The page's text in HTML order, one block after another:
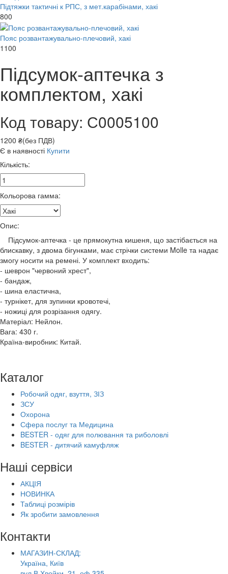
Підтяжки тактичні к РПС, з мет.карабінами, хакі
800
Пояс розвантажувально-плечовий, хакі
1100
Підсумок-аптечка з
комплектом, хакі
Код товару: С0005100
1200 ₴(без ПДВ)
Є в наявності Купити
Кількість:
Кольорова гамма:
Опис:
Підсумок-аптечка - це прямокутна кишеня, що застібається на
блискавку, з двома бігунками, має стрічки системи Molle та надає
змогу носити на ремені. У комплект входить:
- шеврон "червоний хрест",
- бандаж,
- шина еластична,
- турнікет, для зупинки кровотечі,
- ножиці для розрізання одягу.
Матеріал: Нейлон.
Вага: 430 г.
Країна-виробник: Китай.
Каталог
Робочий одяг, взуття, ЗІЗ
ЗСУ
Охорона
Сфера послуг та Медицина
BESTER - одяг для полювання та риболовлі
BESTER - дитячий камуфляж
Наші сервіси
АКЦІЯ
НОВИНКА
Таблиці розмірів
Як зробити замовлення
Контакти
МАГАЗИН-СКЛАД:
Україна, Київ